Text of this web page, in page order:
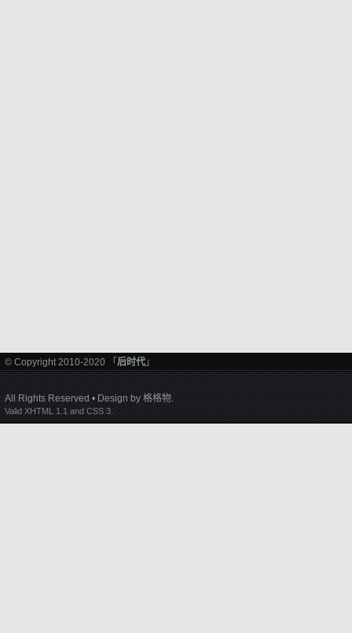
© Copyright 2010-2020 「 后时代 」
All Rights Reserved • Design by 格格物.
Valid XHTML 1.1 and CSS 3.